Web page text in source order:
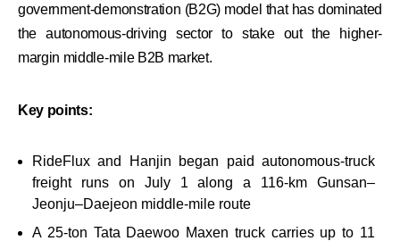
government-demonstration (B2G) model that has dominated
the autonomous-driving sector to stake out the higher-
margin middle-mile B2B market.
Key points:
RideFlux and Hanjin began paid autonomous-truck
freight runs on July 1 along a 116-km Gunsan–
Jeonju–Daejeon middle-mile route
A 25-ton Tata Daewoo Maxen truck carries up to 11